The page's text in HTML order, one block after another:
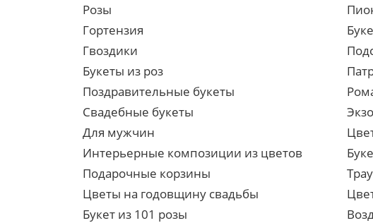
Розы
Гортензия
Гвоздики
Букеты из роз
Поздравительные букеты
Свадебные букеты
Для мужчин
Интерьерные композиции из цветов
Подарочные корзины
Цветы на годовщину свадьбы
Букет из 101 розы